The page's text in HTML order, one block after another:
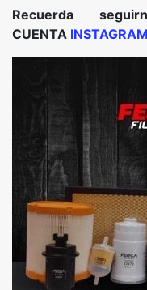
Recuerda
CUENTA INSTAGRAM